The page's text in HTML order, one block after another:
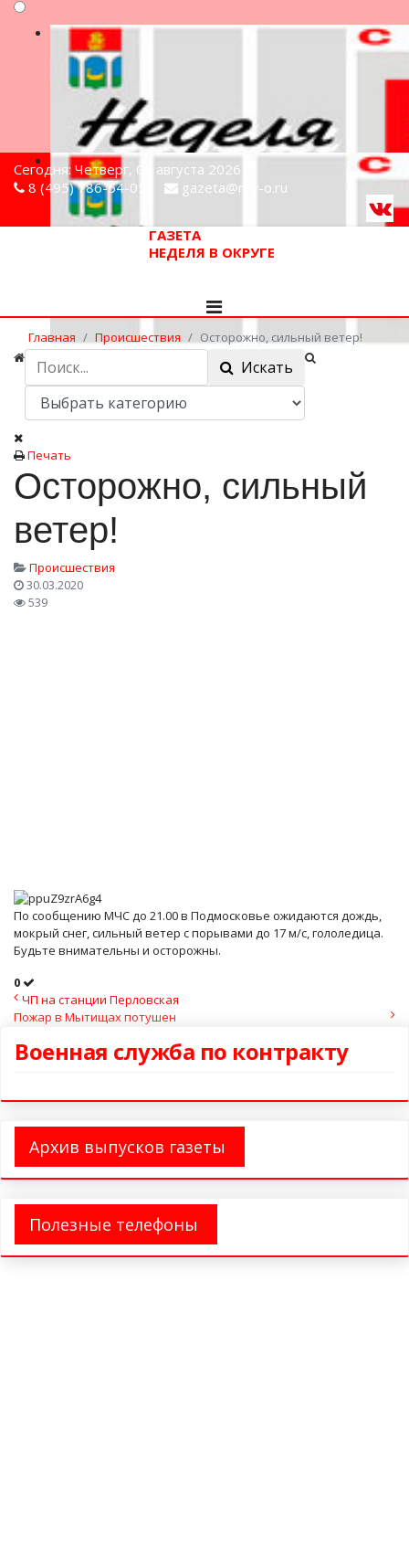
Сегодня: Четверг, 06 августа 2026
8 (495) 786-54-05
gazeta@n-v-o.ru
ГАЗЕТА
НЕДЕЛЯ В ОКРУГЕ
Главная Происшествия Осторожно, сильный ветер!
Искать
Печать
Осторожно, сильный
ветер!
Происшествия
30.03.2020
539
По сообщению МЧС до 21.00 в Подмосковье ожидаются дождь,
мокрый снег, сильный ветер с порывами до 17 м/с, гололедица.
Будьте внимательны и осторожны.
0
ЧП на станции Перловская
Пожар в Мытищах потушен
Военная служба по контракту
Архив выпусков газеты
Полезные телефоны